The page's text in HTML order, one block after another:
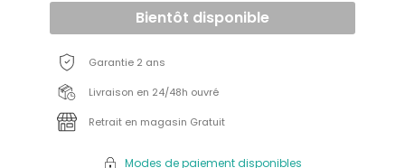
Bientôt disponible
Garantie 2 ans
Livraison en 24/48h ouvré
Retrait en magasin Gratuit
Modes de paiement disponibles